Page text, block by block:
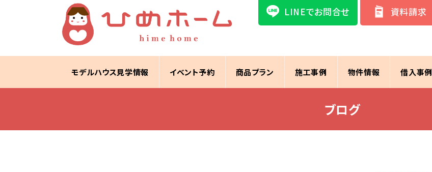
LINEでお問合せ 資料請求
モデルハウス見学情報 イベント予約 商品プラン 施工事例 物件情報 借入事例
ブログ